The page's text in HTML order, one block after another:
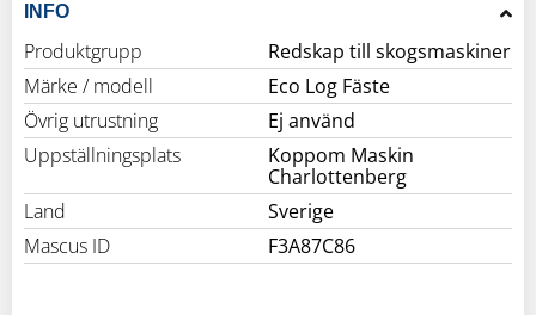
INFO
Produktgrupp
Redskap till skogsmaskiner
Märke / modell
Eco Log Fäste
Övrig utrustning
Ej använd
Uppställningsplats
Koppom Maskin
Charlottenberg
Land
Sverige
Mascus ID
F3A87C86